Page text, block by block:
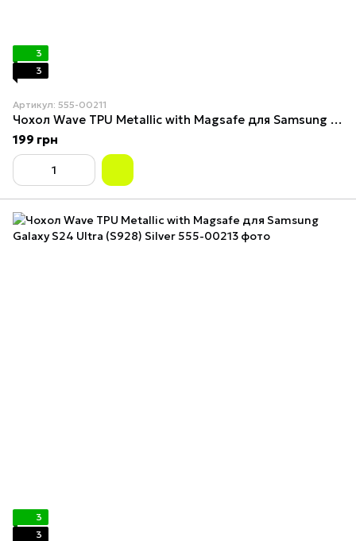
3
3
Артикул: 555-00211
Чохол Wave TPU Metallic with Magsafe для Samsung Galaxy S24 Ultra (S928) Purple
199 грн
3
3